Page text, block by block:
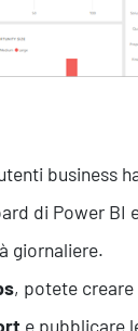
business
di Power BI
giornaliere.
, potete
e pubblicare